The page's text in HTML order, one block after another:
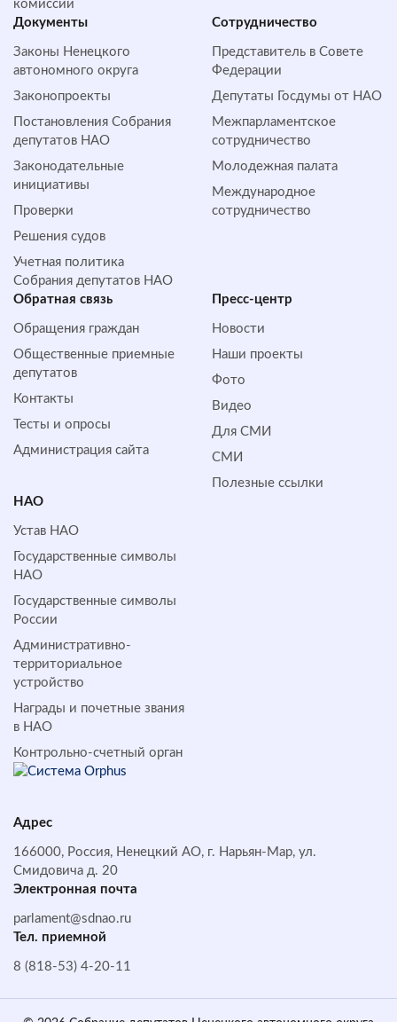
комиссии
Документы
Законы Ненецкого
автономного округа
Законопроекты
Постановления Собрания
депутатов НАО
Законодательные
инициативы
Проверки
Решения судов
Учетная политика
Собрания депутатов НАО
Сотрудничество
Представитель в Совете
Федерации
Депутаты Госдумы от НАО
Межпарламентское
сотрудничество
Молодежная палата
Международное
сотрудничество
Обратная cвязь
Обращения граждан
Общественные приемные
депутатов
Контакты
Тесты и опросы
Администрация сайта
Пресс-центр
Новости
Наши проекты
Фото
Видео
Для СМИ
СМИ
Полезные ссылки
НАО
Устав НАО
Государственные символы
НАО
Государственные символы
России
Административно-
территориальное
устройство
Награды и почетные звания
в НАО
Контрольно-счетный орган
Адрес
166000, Россия, Ненецкий АО, г. Нарьян-Мар, ул.
Смидовича д. 20
Электронная почта
parlament@sdnao.ru
Тел. приемной
8 (818-53) 4-20-11